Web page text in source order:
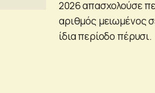
2026 απασχολούσε
αριθμός μειωμένος
ίδια περίοδο πέρυσι.